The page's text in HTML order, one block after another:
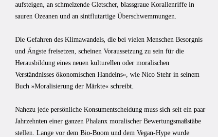
aufsteigen, an schmelzende Gletscher, blassgraue Korallenriffe in
sauren Ozeanen und an sintflutartige Überschwemmungen.
Die Gefahren des Klimawandels, die bei vielen Menschen Besorgnis
und Ängste freisetzen, scheinen Voraussetzung zu sein für die
Herausbildung eines neuen kulturellen oder moralischen
Verständnisses ökonomischen Handelns«, wie Nico Stehr in seinem
Buch »Moralisierung der Märkte« schreibt.
Nahezu jede persönliche Konsumentscheidung muss sich seit ein paar
Jahrzehnten einer ganzen Phalanx moralischer Bewertungsmaßstäbe
stellen. Lange vor dem Bio-Boom und dem Vegan-Hype wurde